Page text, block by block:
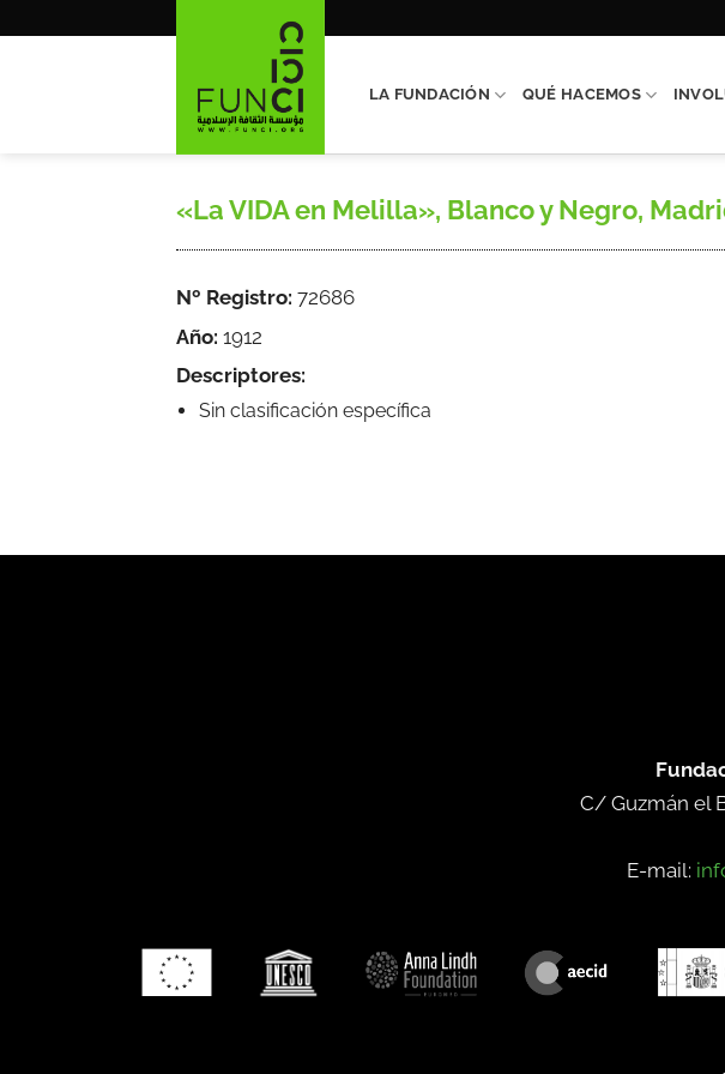
LA FUNDACIÓN QUÉ HACEMOS
«La VIDA en Melilla», Blanco y Negro,
Nº Registro: 72686
Año: 1912
Descriptores:
Sin clasificación específica
C/ Guzmán el
E-mail: